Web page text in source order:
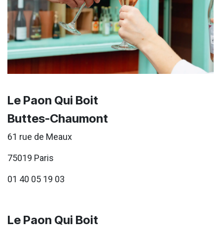
Le Paon Qui Boit
Buttes-Chaumont
61 rue de Meaux
75019 Paris
01 40 05 19 03
Le Paon Qui Boit